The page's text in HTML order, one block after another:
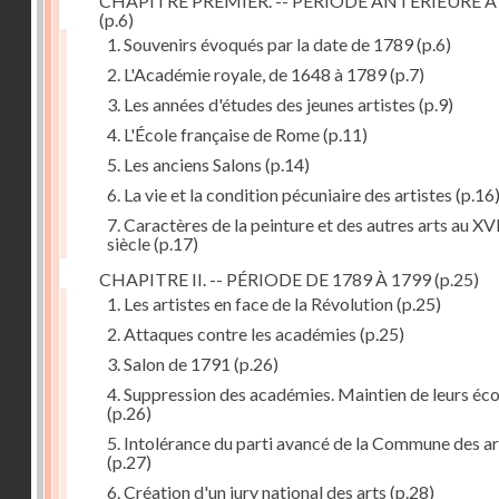
(p.6)
1. Souvenirs évoqués par la date de 1789(p.6)
2. L'Académie royale, de 1648 à 1789(p.7)
3. Les années d'études des jeunes artistes (p.9)
4. L'École française de Rome(p.11)
5. Les anciens Salons (p.14)
6. La vie et la condition pécuniaire des artistes (p.16)
7. Caractères de la peinture et des autres arts au
siècle(p.17)
CHAPITRE II. -- PÉRIODE DE 1789 À 1799(p.25)
1. Les artistes en face de la Révolution(p.25)
2. Attaques contre les académies (p.25)
3. Salon de 1791 (p.26)
4. Suppression des académies. Maintien de leurs
(p.26)
5. Intolérance du parti avancé de la Commune des
(p.27)
6. Création d'un jury national des arts (p.28)